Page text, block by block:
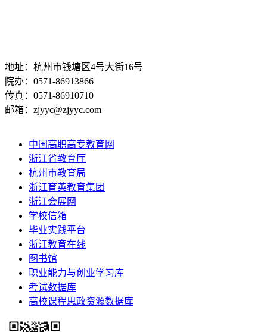
地址：杭州市钱塘区4号大街16号
院办：0571-86913866
传真：0571-86910710
邮箱：zjyyc@zjyyc.com
中国高职高专教育网
浙江省教育厅
杭州市教育局
浙江育英教育集团
浙江会展网
学校信箱
毕业实践平台
浙江教育在线
图书馆
职业能力与创业学习库
考试数据库
高校课程思政资源数据库